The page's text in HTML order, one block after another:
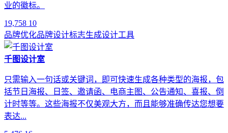
业的徽标。
19,758 10
品牌优化品牌设计标志生成设计工具
千图设计室
只需输入一句话或关键词，即可快速生成各种类型的海报，包
括节日海报、日签、邀请函、电商主图、公告通知、喜报、倒
计时等等。这些海报不仅美观大方，而且能够准确传达您想要
表达...